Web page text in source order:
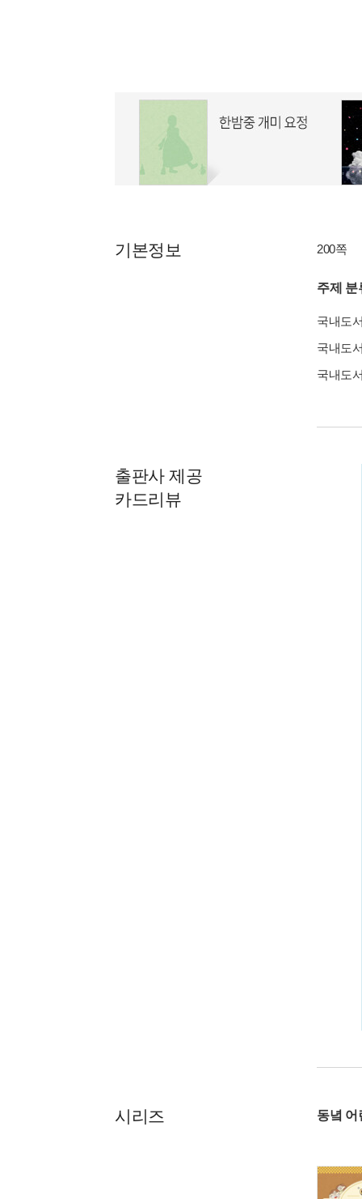
기본정보 200쪽
주제 분
국내도
국내도
국내도
출판사 제공
카드리뷰
시리즈 동녘 어